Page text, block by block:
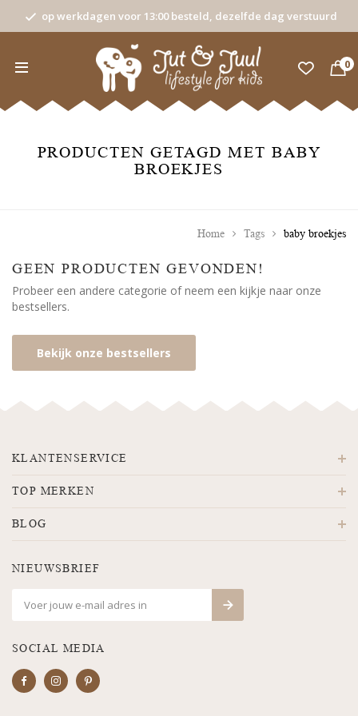
op werkdagen voor 13:00 besteld, dezelfde dag verstuurd
0
PRODUCTEN GETAGD MET BABY
BROEKJES
Home Tags baby broekjes
GEEN PRODUCTEN GEVONDEN!
Probeer een andere categorie of neem een kijkje naar onze
bestsellers.
Bekijk onze bestsellers
KLANTENSERVICE
TOP MERKEN
BLOG
NIEUWSBRIEF
SOCIAL MEDIA